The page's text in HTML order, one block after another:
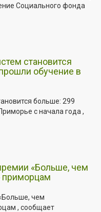
Социального фонда
становится
обучение в
больше: 299
с начала года ,
«Больше, чем
приморцам
чем
, сообщает